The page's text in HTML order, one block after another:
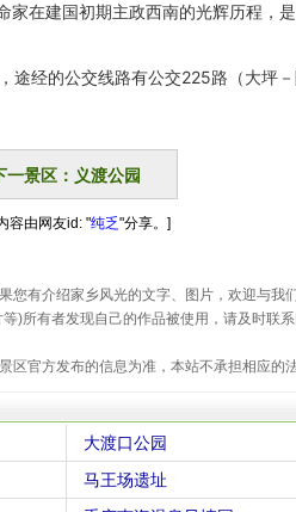
在建国初期主政西南的光辉历程，
经的公交线路有公交225路（大坪
一景区：义渡公园
容由网友id: "纯乏"分享。]
有介绍家乡风光的文字、图片，欢迎与我
)所有者发现自己的作品被使用，请及时联
官方发布的信息为准，本站不承担相应的法
大渡口公园
马王场遗址